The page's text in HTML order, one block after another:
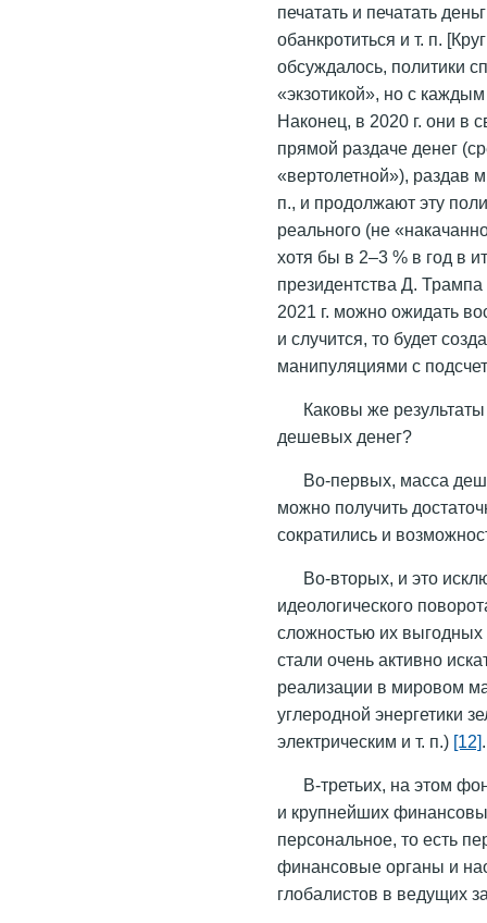
печатать и печатать
обанкротиться и т. п.
обсуждалось, политики
«экзотикой», но с
Наконец, в 2020 г. они в
прямой раздаче денег
«вертолетной»), раздав
п., и продолжают эту
реального (не
хотя бы в 2–3 % в год в
президентства Д.
2021 г. можно ожидать
и случится, то будет
манипуляциями с
Каковы же
дешевых денег?
Во-первых, масса
можно получить
сократились и
Во-вторых, и это
идеологического
сложностью их выгодных
стали очень активно
реализации в мировом
углеродной энергетики
электрическим и т. п.) [12].
В-третьих, на этом
и крупнейших
персональное, то есть
финансовые органы и
глобалистов в ведущих